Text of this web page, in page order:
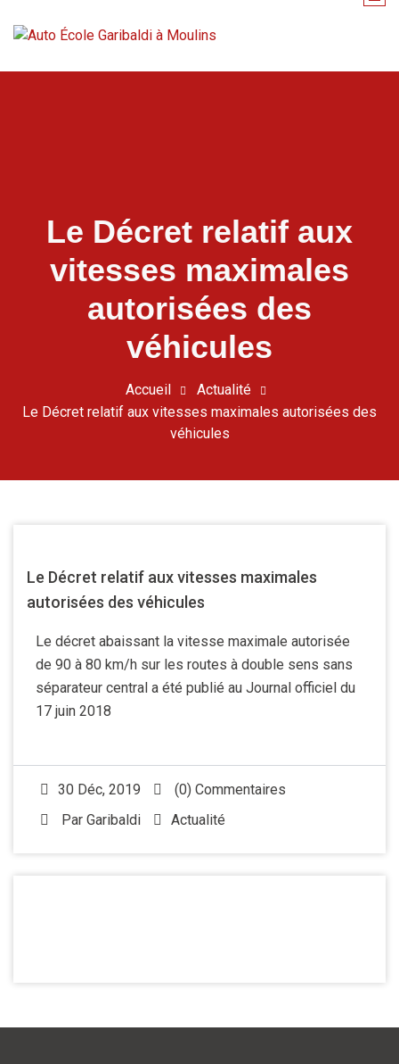
Le Décret relatif aux
vitesses maximales
autorisées des
véhicules
Accueil
Actualité
Le Décret relatif aux vitesses maximales autorisées des
véhicules
Le Décret relatif aux vitesses maximales
autorisées des véhicules
Le décret abaissant la vitesse maximale autorisée
de 90 à 80 km/h sur les routes à double sens sans
séparateur central a été publié au Journal officiel du
17 juin 2018
30 Déc, 2019
(0) Commentaires
Par Garibaldi Actualité